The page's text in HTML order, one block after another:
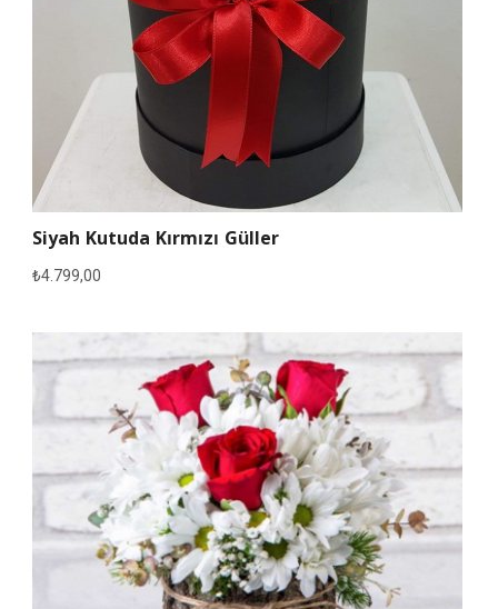
Siyah Kutuda Kırmızı Güller
₺4.799,00